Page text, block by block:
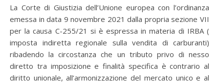
La Corte di Giustizia dell’Unione europea con l’ordinanza
emessa in data 9 novembre 2021 dalla propria sezione VII
per la causa C-255/21 si è espressa in materia di IRBA (
imposta indiretta regionale sulla vendita di carburanti)
ribadendo la circostanza che un tributo privo di nesso
diretto tra imposizione e finalità specifica è contrario al
diritto unionale, all’armonizzazione del mercato unico e al